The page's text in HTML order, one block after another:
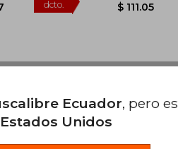
Ecuador, pero
Estados Unidos